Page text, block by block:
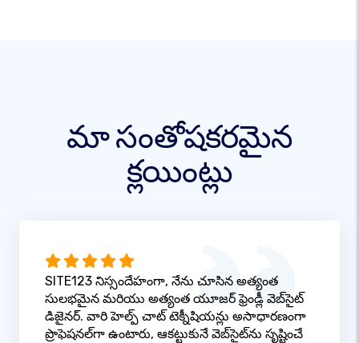
మా సంతోషకరమైన
క్లయింట్లు
SITE123 నిస్సందేహంగా, నేను చూసిన అత్యంత
సులభమైన మరియు అత్యంత యూజర్ ఫ్రెండ్లీ వెబ్‌సైట్
డిజైనర్. వారి హెల్ప్ చాట్ టెక్నీషియన్లు అసాధారణంగా
ప్రొఫెషనల్‌గా ఉంటారు, ఆకట్టుకునే వెబ్‌సైట్‌ను సృష్టించే